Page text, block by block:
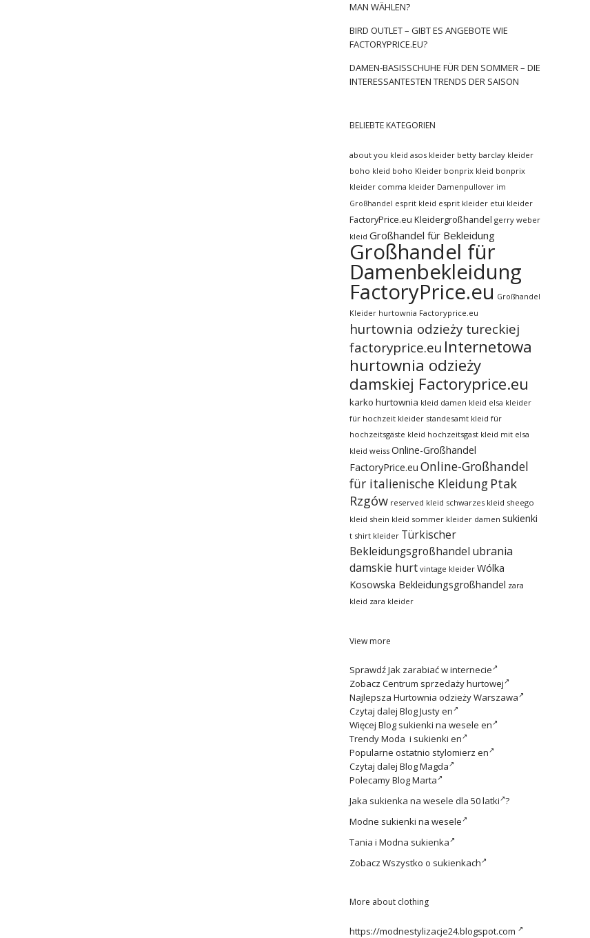
MAN WÄHLEN?
BIRD OUTLET – GIBT ES ANGEBOTE WIE
FACTORYPRICE.EU?
DAMEN-BASISSCHUHE FÜR DEN SOMMER – DIE
INTERESSANTESTEN TRENDS DER SAISON
BELIEBTE KATEGORIEN
about you kleid asos kleider betty barclay kleider
boho kleid boho Kleider bonprix kleid bonprix
kleider comma kleider Damenpullover im
Großhandel esprit kleid esprit kleider etui kleider
FactoryPrice.eu Kleidergroßhandel gerry weber
kleid Großhandel für Bekleidung
Großhandel für
Damenbekleidung
FactoryPrice.eu Großhandel
Kleider hurtownia Factoryprice.eu
hurtownia odzieży tureckiej
factoryprice.eu Internetowa
hurtownia odzieży
damskiej Factoryprice.eu
karko hurtownia kleid damen kleid elsa kleider
für hochzeit kleider standesamt kleid für
hochzeitsgäste kleid hochzeitsgast kleid mit elsa
kleid weiss Online-Großhandel
FactoryPrice.eu Online-Großhandel
für italienische Kleidung Ptak
Rzgów reserved kleid schwarzes kleid sheego
kleid shein kleid sommer kleider damen sukienki
t shirt kleider Türkischer
Bekleidungsgroßhandel ubrania
damskie hurt vintage kleider Wólka
Kosowska Bekleidungsgroßhandel zara
kleid zara kleider
View more
SprawdźJak zarabiać w internecie
Zobacz Centrum sprzedaży hurtowej
Najlepsza Hurtownia odzieży Warszawa
Czytaj dalej Blog Justy en
Więcej Blog sukienki na wesele en
TrendyModa i sukienki en
Popularne ostatnio stylomierz en
Czytaj dalej Blog Magda
PolecamyBlog Marta
Jaka sukienka na wesele dla 50 latki ?
Modne sukienki na wesele
Tania i Modna sukienka
Zobacz Wszystko o sukienkach
More about clothing
https://modnestylizacje24.blogspot.com